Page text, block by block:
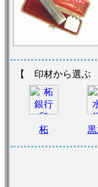
【 印材から選ぶ
柘